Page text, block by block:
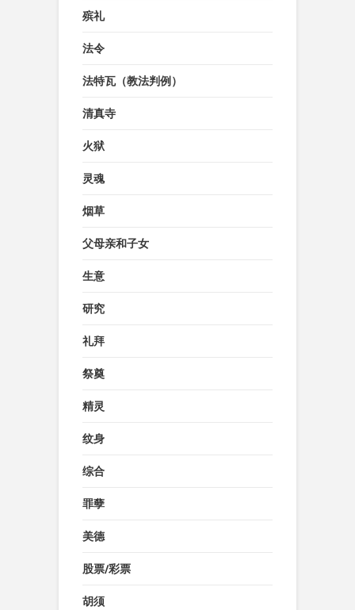
殡礼
法令
法特瓦（教法判例）
清真寺
火狱
灵魂
烟草
父母亲和子女
生意
研究
礼拜
祭奠
精灵
纹身
综合
罪孽
美德
股票/彩票
胡须